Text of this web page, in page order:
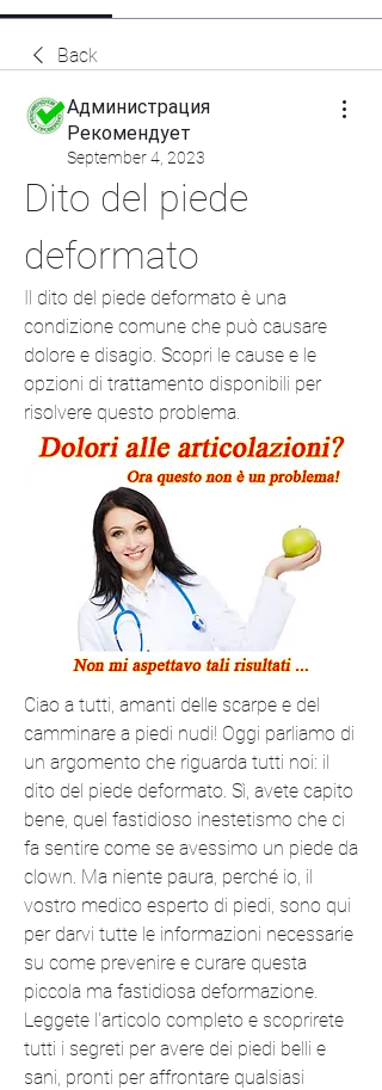
Back
Администрация
Рекомендует
September 4, 2023
Dito del piede
deformato
Il dito del piede deformato è una
condizione comune che può causare
dolore e disagio. Scopri le cause e le
opzioni di trattamento disponibili per
risolvere questo problema.
Ciao a tutti, amanti delle scarpe e del
camminare a piedi nudi! Oggi parliamo di
un argomento che riguarda tutti noi: il
dito del piede deformato. Sì, avete capito
bene, quel fastidioso inestetismo che ci
fa sentire come se avessimo un piede da
clown. Ma niente paura, perché io, il
vostro medico esperto di piedi, sono qui
per darvi tutte le informazioni necessarie
su come prevenire e curare questa
piccola ma fastidiosa deformazione.
Leggete l'articolo completo e scoprirete
tutti i segreti per avere dei piedi belli e
sani, pronti per affrontare qualsiasi